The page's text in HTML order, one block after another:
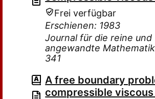
Frei verfügbar
Erschienen: 1983
Journal für die reine und
angewandte
341
A free boundary
compressible